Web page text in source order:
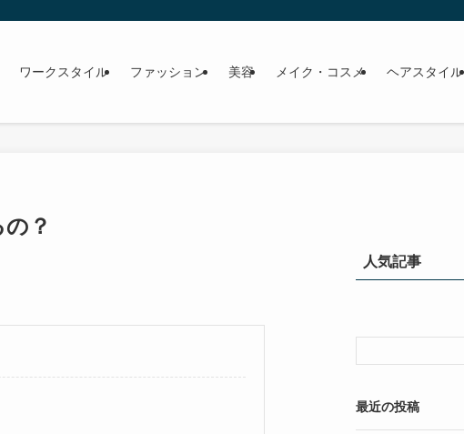
ワークスタイル ファッション 美容 メイク・コスメ ヘアスタイル
？
人気記事
最近の投稿